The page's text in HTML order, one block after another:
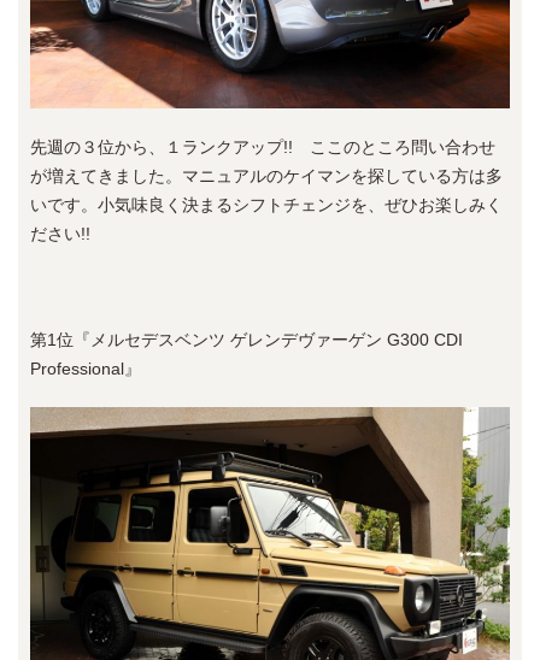
先週の３位から、１ランクアップ!! ここのところ問い合わせ
が増えてきました。マニュアルのケイマンを探している方は多
いです。小気味良く決まるシフトチェンジを、ぜひお楽しみく
ださい!!
第1位『メルセデスベンツ ゲレンデヴァーゲン G300 CDI
Professional』